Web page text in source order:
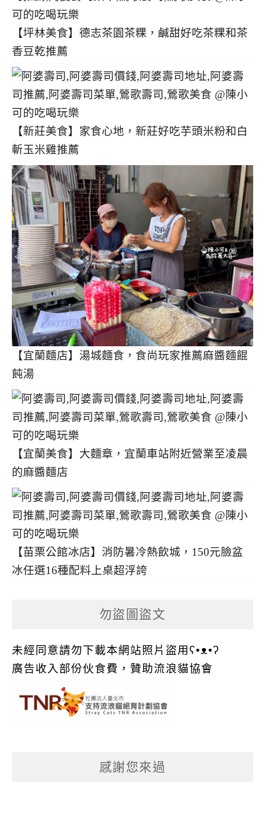
【坪林美食】德志茶園茶粿，鹹甜好吃茶粿和茶
香豆乾推薦
【新莊美食】家食心地，新莊好吃芋頭米粉和白
斬玉米雞推薦
【宜蘭麵店】湯城麵食，食尚玩家推薦麻醬麵餛
飩湯
【宜蘭美食】大麵章，宜蘭車站附近營業至凌晨
的麻醬麵店
【苗栗公館冰店】消防暑冷熱飲城，150元臉盆
冰任選16種配料上桌超浮誇
勿盜圖盜文
未經同意請勿下載本網站照片盜用ʕ•ᴥ•ʔ
廣告收入部份伙食費，贊助流浪貓協會
感謝您來過